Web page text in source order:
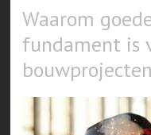
Waarom
fundament is
bouwprojecten